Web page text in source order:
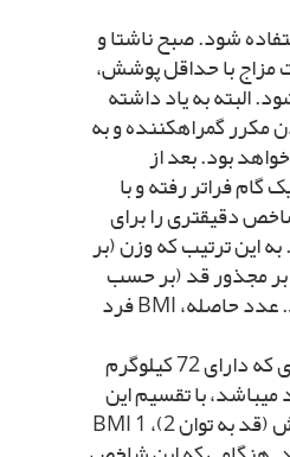
شود. صبح ناشتا و
مزاج با حداقل پوشش،
البته به یاد داشته
مکرر گمراه‏کننده و به
بود. بعد از
گام فراتر رفته و با
دقیق‏ترى را براى
این ترتیب که وزن (بر
مجذور قد (بر حسب
متر) تقسیم نمایید. عدد حاصله، BMI فرد
به عنوان مثال فردى که داراى 72 کیلوگرم
متر قد مى‏باشد، با تقسیم این
وزن بر مجذور قدش (قد به توان 2)، BMI 1